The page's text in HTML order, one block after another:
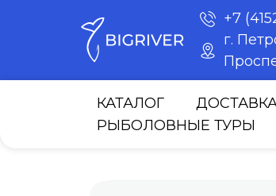
+7
г.
КАТАЛОГ
РЫБОЛОВНЫЕ ТУРЫ